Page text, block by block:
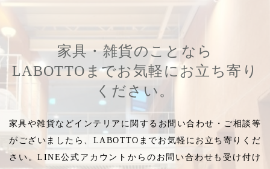
家具・雑貨のことなら
LABOTTOまでお気軽にお立ち寄り
ください。
家具や雑貨などインテリアに関するお問い合わせ・ご相談等
がございましたら、LABOTTOまでお気軽にお立ち寄りくだ
さい。LINE公式アカウントからのお問い合わせも受け付け